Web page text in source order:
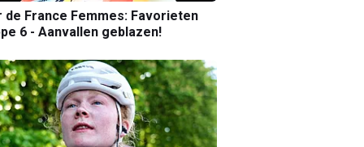
de France Femmes: Favorieten
6 - Aanvallen geblazen!